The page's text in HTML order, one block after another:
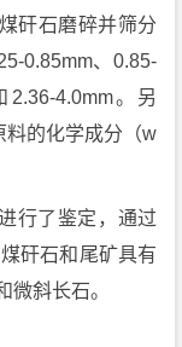
矸石磨碎并筛分
0.85mm、0.85-
2.36-4.0mm。另
料的化学成分（w
行了鉴定，通过
矸石和尾矿具有
微斜长石。